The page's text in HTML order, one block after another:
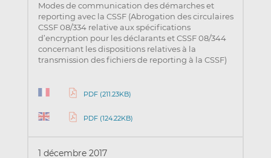
Modes de communication des démarches et
reporting avec la CSSF (Abrogation des circulaires
CSSF 08/334 relative aux spécifications
d’encryption pour les déclarants et CSSF 08/344
concernant les dispositions relatives à la
transmission des fichiers de reporting à la CSSF)
PDF (211.23KB)
PDF (124.22KB)
1 décembre 2017